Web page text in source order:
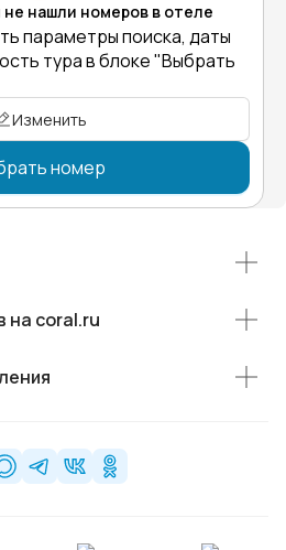
нашли номеров в отеле
параметры поиска, даты
тура в блоке "Выбрать
Изменить
номер
на coral.ru